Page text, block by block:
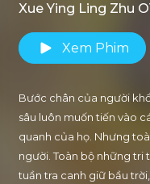
Xue Ying Ling Zhu
Xem Phim
Bước chân của người
sâu luôn muốn tiến vào
quanh của họ. Nhưng
người. Toàn bộ những
tuần tra canh giữ bầu